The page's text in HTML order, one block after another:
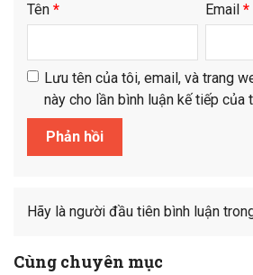
Tên * Email *
Lưu tên của tôi, email, và trang
này cho lần bình luận kế tiếp của
Hãy là người đầu tiên bình luận
Cùng chuyên mục